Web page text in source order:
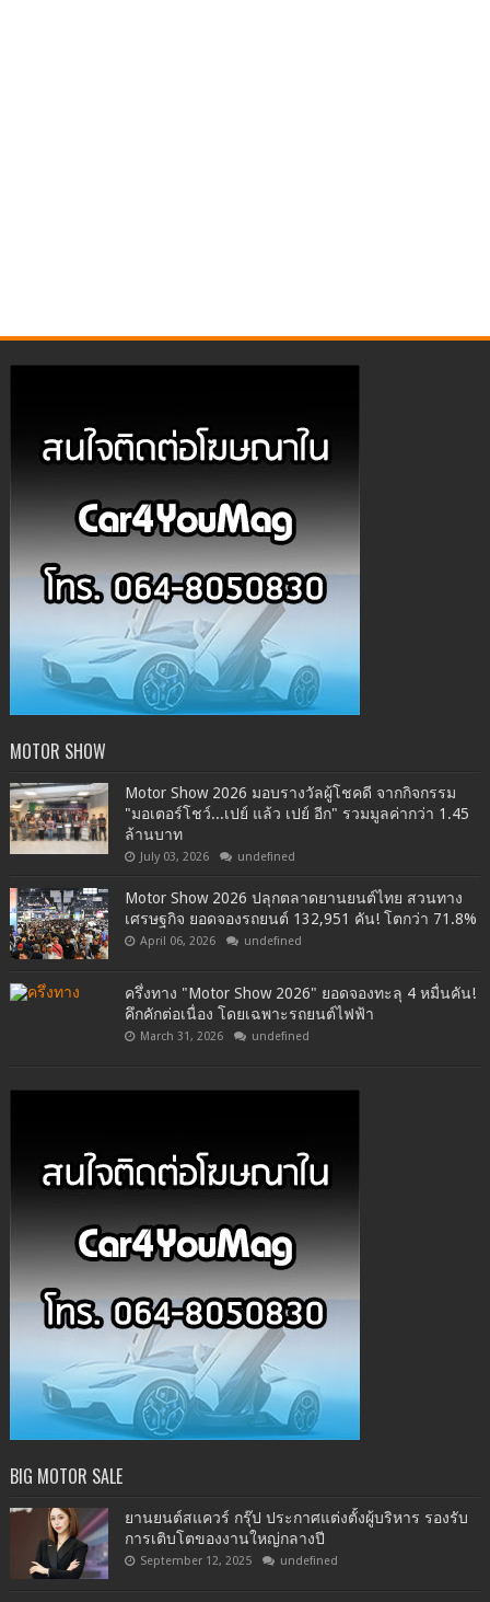
MOTOR SHOW
Motor Show 2026 มอบรางวัลผู้โชคดี จากกิจกรรม
"มอเตอร์โชว์...เปย์ แล้ว เปย์ อีก" รวมมูลค่ากว่า 1.45
ล้านบาท
July 03, 2026 undefined
Motor Show 2026 ปลุกตลาดยานยนต์ไทย สวนทาง
เศรษฐกิจ ยอดจองรถยนต์ 132,951 คัน! โตกว่า 71.8%
April 06, 2026 undefined
ครึ่งทาง "Motor Show 2026" ยอดจองทะลุ 4 หมื่นคัน!
คึกคักต่อเนื่อง โดยเฉพาะรถยนต์ไฟฟ้า
March 31, 2026 undefined
BIG MOTOR SALE
ยานยนต์สแควร์ กรุ๊ป ประกาศแต่งตั้งผู้บริหาร รองรับ
การเติบโตของงานใหญ่กลางปี
September 12, 2025 undefined